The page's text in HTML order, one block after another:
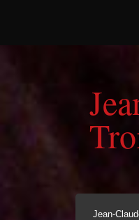
Jean-